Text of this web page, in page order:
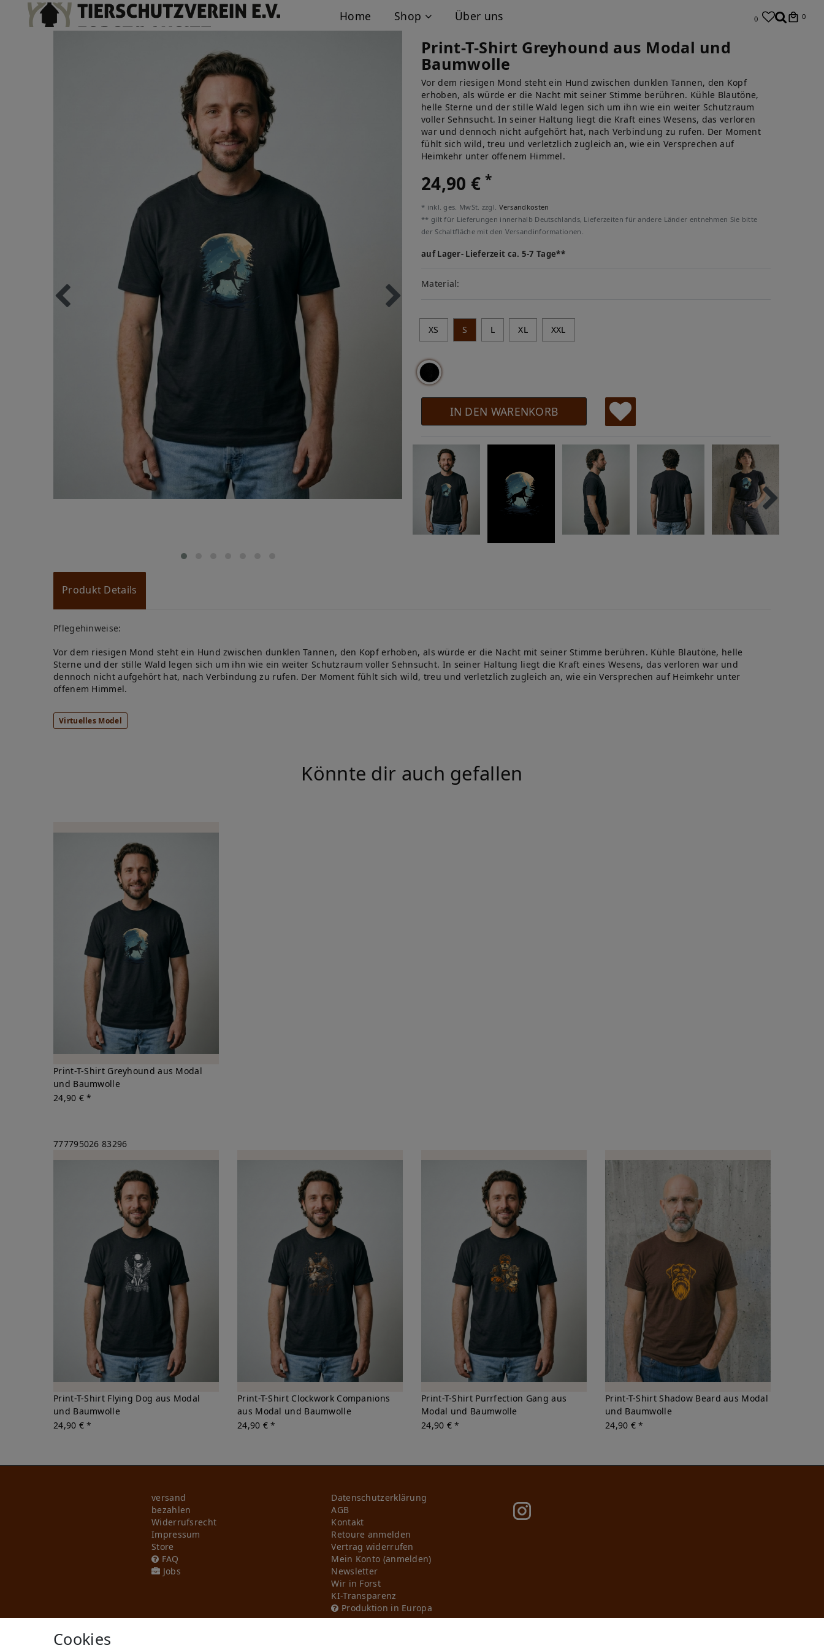
Home Shop Über uns 0 0
Print-T-Shirt Greyhound aus Modal und
Baumwolle
Vor dem riesigen Mond steht ein Hund zwischen dunklen Tannen, den Kopf
erhoben, als würde er die Nacht mit seiner Stimme berühren. Kühle Blautöne,
helle Sterne und der stille Wald legen sich um ihn wie ein weiter Schutzraum
voller Sehnsucht. In seiner Haltung liegt die Kraft eines Wesens, das verloren
war und dennoch nicht aufgehört hat, nach Verbindung zu rufen. Der Moment
fühlt sich wild, treu und verletzlich zugleich an, wie ein Versprechen auf
Heimkehr unter offenem Himmel.
24,90 €*
* inkl. ges. MwSt. zzgl. Versandkosten
** gilt für Lieferungen innerhalb Deutschlands, Lieferzeiten für andere Länder entnehmen Sie bitte
der Schaltfläche mit den Versandinformationen.
auf Lager- Lieferzeit ca. 5-7 Tage**
Material:
XS S L XL XXL
IN DEN WARENKORB
W
te
Produkt Details
Pflegehinweise:
Vor dem riesigen Mond steht ein Hund zwischen dunklen Tannen, den Kopf erhoben, als würde er die Nacht mit seiner Stimme berühren. Kühle Blautöne, helle
Sterne und der stille Wald legen sich um ihn wie ein weiter Schutzraum voller Sehnsucht. In seiner Haltung liegt die Kraft eines Wesens, das verloren war und
dennoch nicht aufgehört hat, nach Verbindung zu rufen. Der Moment fühlt sich wild, treu und verletzlich zugleich an, wie ein Versprechen auf Heimkehr unter
offenem Himmel.
Virtuelles Model
Könnte dir auch gefallen
Print-T-Shirt Greyhound aus Modal
und Baumwolle
24,90 € *
777795026 83296
Print-T-Shirt Flying Dog aus Modal
und Baumwolle
24,90 € *
Print-T-Shirt Clockwork Companions
aus Modal und Baumwolle
24,90 € *
Print-T-Shirt Purrfection Gang aus
Modal und Baumwolle
24,90 € *
Print-T-Shirt Shadow Beard aus Modal
und Baumwolle
24,90 € *
versand
bezahlen
Widerrufs­recht
Impressum
Store
FAQ
Jobs
Daten­schutz­erklärung
AGB
Kontakt
Retoure anmelden
Vertrag widerrufen
Mein Konto (anmelden)
Newsletter
Wir in Forst
KI-Transparenz
Produktion in Europa
Cookies